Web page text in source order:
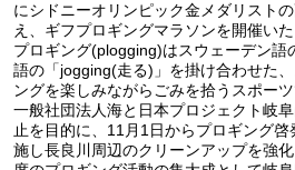
にシドニーオリンピック金メダリスト
え、ギフプロギングマラソンを開催いた
プロギング(plogging)はスウェーデン
語の「jogging(走る)」を掛け合わせた
ングを楽しみながらごみを拾うスポーツ
一般社団法人海と日本プロジェクト岐
止を目的に、11月1日からプロギング
施し長良川周辺のクリーンアップを強